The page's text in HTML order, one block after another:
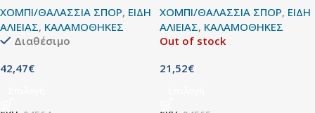
ΧΟΜΠΙ/ΘΑΛΑΣΣΙΑ ΣΠΟΡ, ΕΙΔΗ
ΑΛΙΕΙΑΣ, ΚΑΛΑΜΟΘΗΚΕΣ
Διαθέσιμο
42,47€
ΧΟΜΠΙ/ΘΑΛΑΣΣΙΑ ΣΠΟΡ, ΕΙΔΗ
ΑΛΙΕΙΑΣ, ΚΑΛΑΜΟΘΗΚΕΣ
Out of stock
21,52€